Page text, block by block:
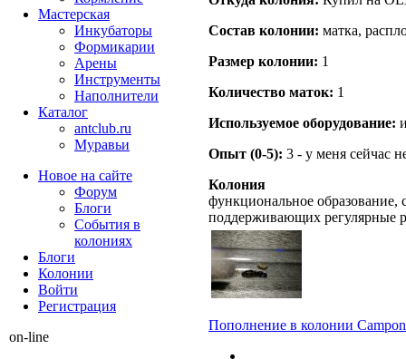
Состав кoлонии: матка,
Размер кoлонии: 1
Количество маток: 1
Используемое оборудование:
Опыт (0-5): 3 - у меня сейчас
Колония
функциональное образование,
поддерживающих регулярные
Пополнение в колонии
Мастерская
Инкубаторы
Формикарии
Арены
Инструменты
Наполнители
Каталог
antclub.ru
Муравьи
Новое на сайте
Форум
Блоги
События в
колониях
Блоги
Колонии
Войти
Peгиcтpaция
on-line